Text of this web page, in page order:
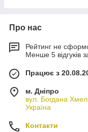
Про нас
Рейтинг не
Менше 5 відгуків
Працює з
м. Дніпро
вул. Богдана
Україна
Контакти